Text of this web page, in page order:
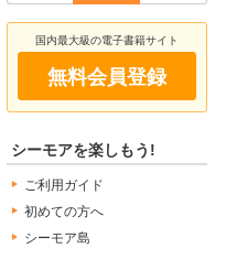
国内最大級の電子書籍サイト
無料会員登録
シーモアを楽しもう!
ご利用ガイド
初めての方へ
シーモア島